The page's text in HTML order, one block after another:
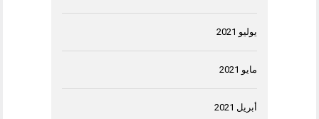
يوليو 2021
مايو 2021
أبريل 2021